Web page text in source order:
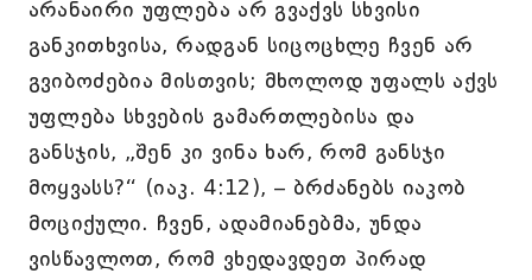
არანაირი უფლება არ გვაქვს სხვისი
განკითხვისა, რადგან სიცოცხლე ჩვენ არ
გვიბოძებია მისთვის; მხოლოდ უფალს აქვს
უფლება სხვების გამართლებისა და
განსჯის, „შენ კი ვინა ხარ, რომ განსჯი
მოყვასს?“ (იაკ. 4:12), – ბრძანებს იაკობ
მოციქული. ჩვენ, ადამიანებმა, უნდა
ვისწავლოთ, რომ ვხედავდეთ პირად